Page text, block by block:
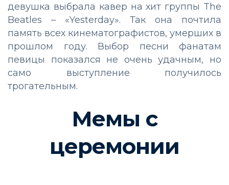
девушка выбрала кавер на хит группы The
Beatles – «Yesterday». Так она почтила
память всех кинематографистов, умерших в
прошлом году. Выбор песни фанатам
певицы показался не очень удачным, но
само выступление получилось
трогательным.
Мемы с
церемонии